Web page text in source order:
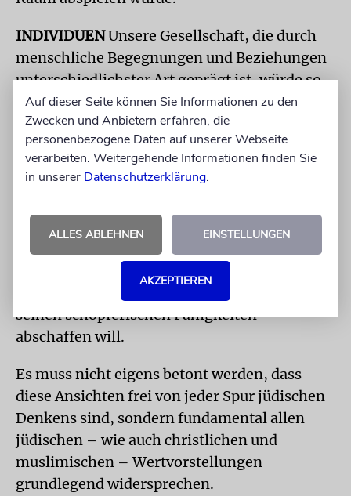
INDIVIDUENUnsere Gesellschaft, die durch
menschliche Begegnungen und Beziehungen
unterschiedlichster Art geprägt ist, würde so
zu einer losen Ansammlung von atomisierten
und gesteuerten Individuen, bei denen es
einzig um Rationalität und Effektivität geht.
Die transhumanistische Ideologie, die
unbegrenzte Möglichkeiten und verspricht
eine bessere Welt, indem sie nicht nur Gott als
Schöpfer, sondern auch den Menschen mit
seinen schöpferischen Fähigkeiten
abschaffen will.
Es muss nicht eigens betont werden, dass
diese Ansichten frei von jeder Spur jüdischen
Denkens sind, sondern fundamental allen
jüdischen – wie auch christlichen und
muslimischen – Wertvorstellungen
grundlegend widersprechen.
Auf dieser Seite können Sie Informationen zu den
Zwecken und Anbietern erfahren, die
personenbezogene Daten auf unserer Webseite
verarbeiten. Weitergehende Informationen finden Sie
in unserer Datenschutzerklärung.
ALLES ABLEHNEN EINSTELLUNGEN
AKZEPTIEREN